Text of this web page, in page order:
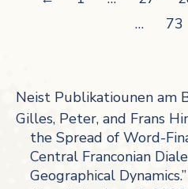
…
73
Neist Publikatiounen am
Gilles, Peter, and Frans
the Spread of Word-
Central Franconian
Geographical Dynamics.”